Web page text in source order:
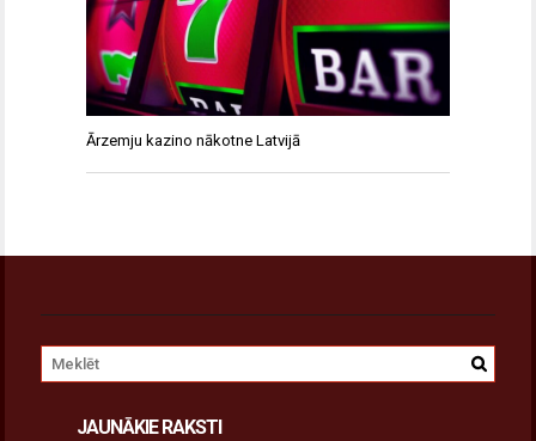
Ārzemju kazino nākotne Latvijā
JAUNĀKIE RAKSTI